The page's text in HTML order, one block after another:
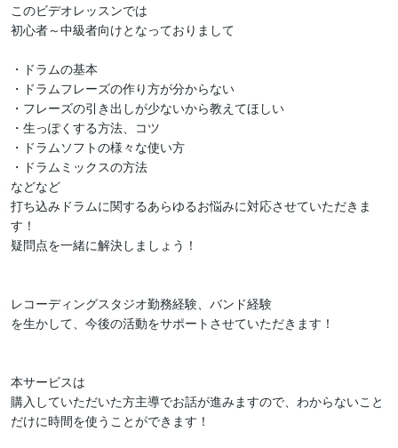
このビデオレッスンでは
初心者～中級者向けとなっておりまして
・ドラムの基本
・ドラムフレーズの作り方が分からない
・フレーズの引き出しが少ないから教えてほしい
・生っぽくする方法、コツ
・ドラムソフトの様々な使い方
・ドラムミックスの方法
などなど
打ち込みドラムに関するあらゆるお悩みに対応させていただきま
す！
疑問点を一緒に解決しましょう！
レコーディングスタジオ勤務経験、バンド経験
を生かして、今後の活動をサポートさせていただきます！
本サービスは
購入していただいた方主導でお話が進みますので、わからないこと
だけに時間を使うことができます！